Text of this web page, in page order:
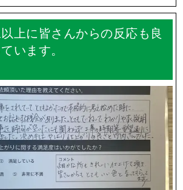
上に皆さんからの反応も良
います。